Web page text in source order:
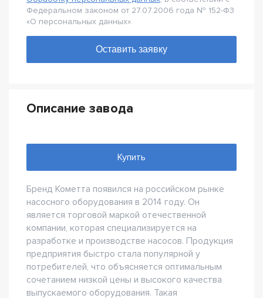
Федеральном законом от 27.07.2006 года № 152-Ф3
«О персональных данных».
Описание завода
Купить
Бренд Кометта появился на российском рынке
насосного оборудования в 2014 году. Он
является торговой маркой отечественной
компании, которая специализируется на
разработке и производстве насосов. Продукция
предприятия быстро стала популярной у
потребителей, что объясняется оптимальным
сочетанием низкой цены и высокого качества
выпускаемого оборудования. Такая